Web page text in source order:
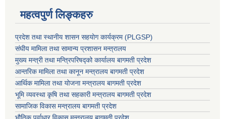
महत्वपुर्ण लिङ्कहरु
प्रदेश तथा स्थानीय शासन सहयाेग कार्यक्रम (PLGSP)
संघीय मामिला तथा सामान्य प्रशासन मन्त्रालय
मुख्य मन्त्री तथा मन्त्रिपरिषद्को कार्यालय बागमती प्रदेश
आन्तरिक मामिला तथा कानून मन्त्रालय बागमती प्रदेश
आर्थिक मामिला तथा योजना मन्त्रालय बागमती प्रदेश
भूमि व्यवस्था कृषि तथा सहकारी मन्त्रालय बागमती प्रदेश
सामाजिक विकास मन्त्रालय बागमती प्रदेश